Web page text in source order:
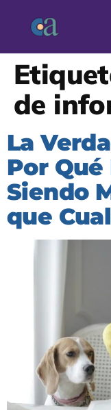
de
La
Por Qué
Siendo
que